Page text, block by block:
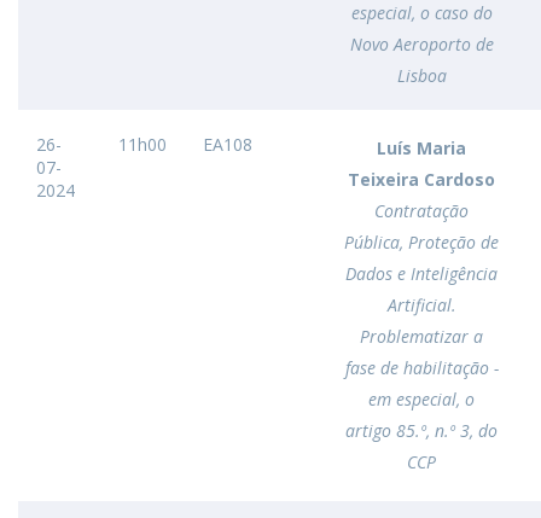
especial, o caso do
Novo Aeroporto de
Lisboa
26-
07-
2024
11h00 EA108
Luís Maria
Teixeira Cardoso
Contratação
Pública, Proteção de
Dados e Inteligência
Artificial.
Problematizar a
fase de habilitação -
em especial, o
artigo 85.º, n.º 3, do
CCP